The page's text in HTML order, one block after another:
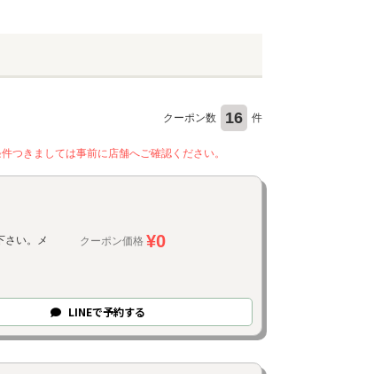
クーポン数 16 件
つきましては事前に店舗へご確認ください。
さい。メ
クーポン価格 ¥0
LINEで予約する